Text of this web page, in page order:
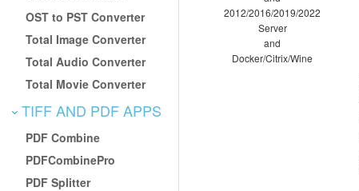
OST to PST Converter
Total Image Converter
Total Audio Converter
Total Movie Converter
TIFF AND PDF APPS
PDF Combine
PDFCombinePro
PDF Splitter
2012/2016/2019/2022
Server
and
Docker/Citrix/Wine